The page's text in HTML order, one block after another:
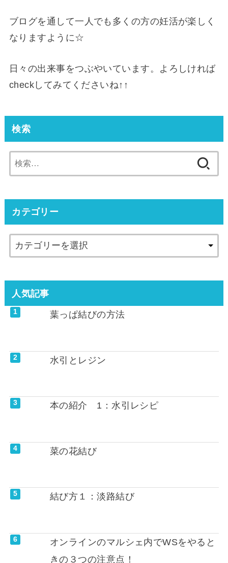
ブログを通して一人でも多くの方の妊活が楽しく
なりますように☆
日々の出来事をつぶやいています。よろしければ
checkしてみてくださいね↑↑
検索
索:
カテゴリー
人気記事
葉っぱ結びの方法
水引とレジン
本の紹介 1：水引レシピ
菜の花結び
結び方１：淡路結び
オンラインのマルシェ内でWSをやると
きの３つの注意点！